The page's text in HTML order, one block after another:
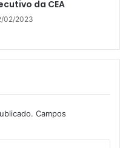
da CEA
02/2023
Campos